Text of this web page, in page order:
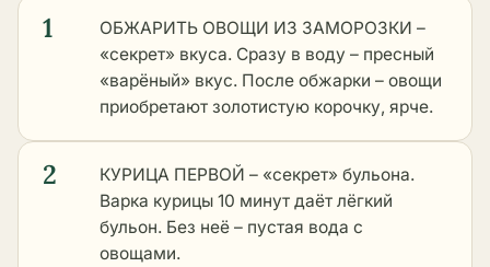
1
ОБЖАРИТЬ ОВОЩИ ИЗ ЗАМОРОЗКИ –
«секрет» вкуса. Сразу в воду – пресный
«варёный» вкус. После обжарки – овощи
приобретают золотистую корочку, ярче.
2
КУРИЦА ПЕРВОЙ – «секрет» бульона.
Варка курицы 10 минут даёт лёгкий
бульон. Без неё – пустая вода с
овощами.